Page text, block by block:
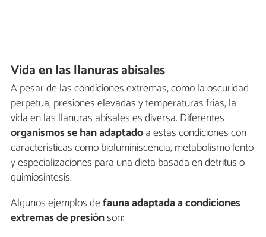
Vida en las llanuras abisales
A pesar de las condiciones extremas, como la oscuridad
perpetua, presiones elevadas y temperaturas frías, la
vida en las llanuras abisales es diversa. Diferentes
organismos se han adaptadoa estas condiciones con
características como bioluminiscencia, metabolismo lento
y especializaciones para una dieta basada en detritus o
quimiosíntesis.
Algunos ejemplos defauna adaptada a condiciones
extremas de presiónson: